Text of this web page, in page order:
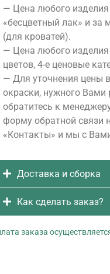
— Цена любого изделия
«бесцветный лак» и
(для кроватей).
— Цена любого изделия
цветов, 4-е ценовые
— Для уточнения цены
окраски, нужного Вами
обратитесь к
форму обратной связи
«Контакты» и мы с
Доставка и сборка
Как сделать заказ?
заказа